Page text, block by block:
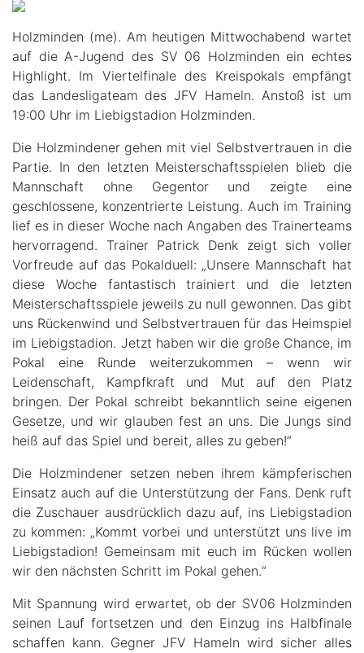
Holzminden (me). Am heutigen Mittwochabend wartet
auf die A-Jugend des SV 06 Holzminden ein echtes
Highlight. Im Viertelfinale des Kreispokals empfängt
das Landesligateam des JFV Hameln. Anstoß ist um
19:00 Uhr im Liebigstadion Holzminden.
Die Holzmindener gehen mit viel Selbstvertrauen in die
Partie. In den letzten Meisterschaftsspielen blieb die
Mannschaft ohne Gegentor und zeigte eine
geschlossene, konzentrierte Leistung. Auch im Training
lief es in dieser Woche nach Angaben des Trainerteams
hervorragend. Trainer Patrick Denk zeigt sich voller
Vorfreude auf das Pokalduell: „Unsere Mannschaft hat
diese Woche fantastisch trainiert und die letzten
Meisterschaftsspiele jeweils zu null gewonnen. Das gibt
uns Rückenwind und Selbstvertrauen für das Heimspiel
im Liebigstadion. Jetzt haben wir die große Chance, im
Pokal eine Runde weiterzukommen – wenn wir
Leidenschaft, Kampfkraft und Mut auf den Platz
bringen. Der Pokal schreibt bekanntlich seine eigenen
Gesetze, und wir glauben fest an uns. Die Jungs sind
heiß auf das Spiel und bereit, alles zu geben!“
Die Holzmindener setzen neben ihrem kämpferischen
Einsatz auch auf die Unterstützung der Fans. Denk ruft
die Zuschauer ausdrücklich dazu auf, ins Liebigstadion
zu kommen: „Kommt vorbei und unterstützt uns live im
Liebigstadion! Gemeinsam mit euch im Rücken wollen
wir den nächsten Schritt im Pokal gehen.“
Mit Spannung wird erwartet, ob der SV06 Holzminden
seinen Lauf fortsetzen und den Einzug ins Halbfinale
schaffen kann. Gegner JFV Hameln wird sicher alles